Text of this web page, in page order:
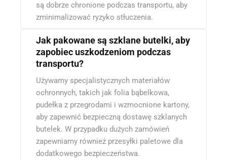
są dobrze chronione podczas transportu, aby
zminimalizować ryzyko stłuczenia.
Jak pakowane są szklane butelki, aby
zapobiec uszkodzeniom podczas
transportu?
Używamy specjalistycznych materiałów
ochronnych, takich jak folia bąbelkowa,
pudełka z przegrodami i wzmocnione kartony,
aby zapewnić bezpieczną dostawę szklanych
butelek. W przypadku dużych zamówień
zapewniamy również przesyłki paletowe dla
dodatkowego bezpieczeństwa.